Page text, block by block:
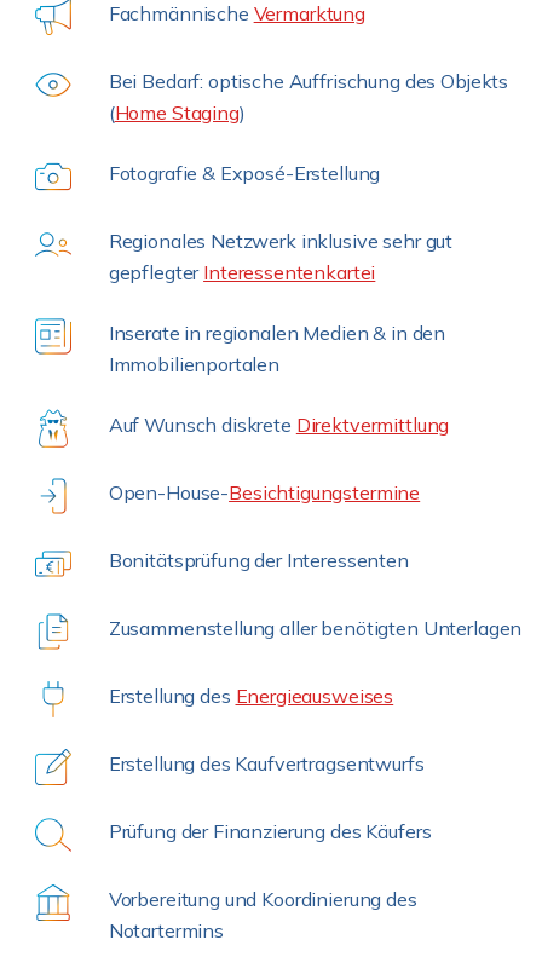
Fachmännische Vermarktung
Bei Bedarf: optische Auffrischung des Objekts
(Home Staging)
Fotografie & Exposé-Erstellung
Regionales Netzwerk inklusive sehr gut
gepflegter Interessentenkartei
Inserate in regionalen Medien & in den
Immobilienportalen
Auf Wunsch diskrete Direktvermittlung
Open-House-Besichtigungstermine
Bonitätsprüfung der Interessenten
Zusammenstellung aller benötigten Unterlagen
Erstellung des Energieausweises
Erstellung des Kaufvertragsentwurfs
Prüfung der Finanzierung des Käufers
Vorbereitung und Koordinierung des
Notartermins